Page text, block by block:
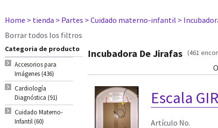
Home > tienda > Partes > Cuidado materno-infantil >
Borrar todos los filtros
Categoria de producto
Accesorios para
Imágenes (436)
Cardiología
Diagnóstica (91)
Cuidado Materno-
Infantil (60)
Incubadora De Jirafas (461
Escala
Artículo No.